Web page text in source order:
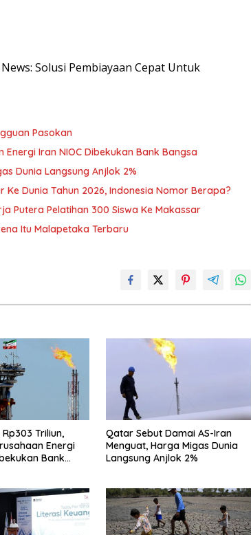
Solusi Pembiayaan Cepat Untuk
Pasokan
Energi Iran NIOC Dibekukan Bank Bangsa
Dunia Langsung Anjlok 2%
Dunia Tahun 2026, Indonesia Nomor Berapa?
Putera Pelatihan 300 Siswa Ke Makassar
Itu Malapetaka Terbaru
Triliun,
Energi
Bank
Qatar Sebut Damai AS-Iran
Menguat, Harga Migas Dunia
Langsung Anjlok 2%